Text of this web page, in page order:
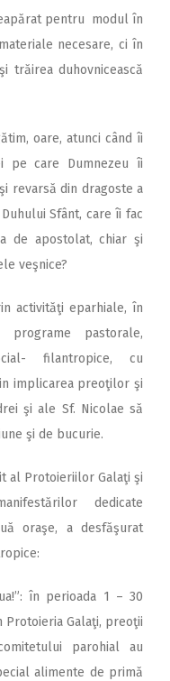
pentru modul în
necesare, ci în
trăirea duhovnicească
oare, atunci când îi
pe care Dumnezeu îi
revarsă din dragoste a
Sfânt, care îi fac
de apostolat, chiar şi
veşnice?
activităţi eparhiale, în
pastorale,
filantropice, cu
implicarea preoţilor şi
şi ale Sf. Nicolae să
şi de bucurie.
al Protoieriilor Galaţi şi
dedicate
oraşe, a desfăşurat
în perioada 1 – 30
Protoieria Galaţi, preoţii
parohial au
alimente de primă